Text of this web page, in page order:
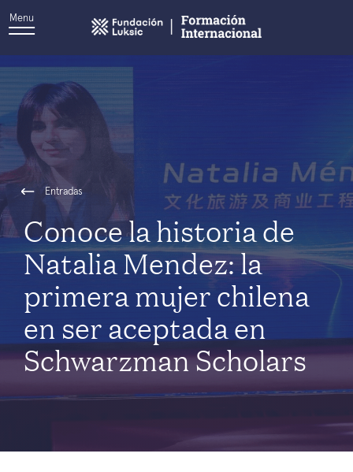
Menu
Entradas
Conoce la historia de
Natalia Mendez: la
primera mujer chilena
en ser aceptada en
Schwarzman Scholars